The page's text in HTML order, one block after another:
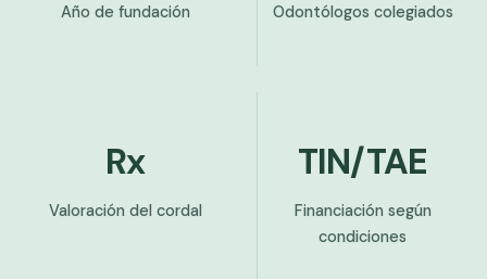
Año de fundación Odontólogos colegiados
Rx
Valoración del cordal
TIN/TAE
Financiación según
condiciones